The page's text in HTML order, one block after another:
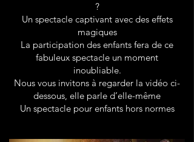
?
Un spectacle captivant avec des effets
magiques
La participation des enfants fera de ce
fabuleux spectacle un moment
inoubliable.
Nous vous invitons à regarder la vidéo ci-
dessous, elle parle d’elle-même
Un spectacle pour enfants hors normes